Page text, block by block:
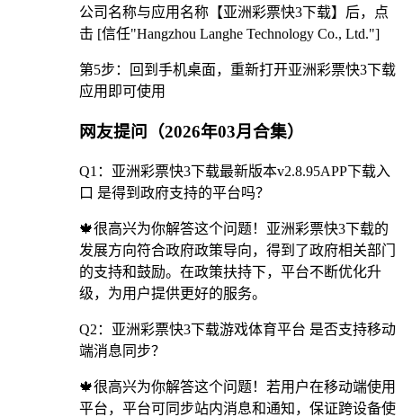
公司名称与应用名称【亚洲彩票快3下载】后，点
击 [信任"Hangzhou Langhe Technology Co., Ltd."]
第5步：回到手机桌面，重新打开亚洲彩票快3下载
应用即可使用
网友提问（2026年03月合集）
Q1：亚洲彩票快3下载最新版本v2.8.95APP下载入
口 是得到政府支持的平台吗？
🍁很高兴为你解答这个问题！亚洲彩票快3下载的
发展方向符合政府政策导向，得到了政府相关部门
的支持和鼓励。在政策扶持下，平台不断优化升
级，为用户提供更好的服务。
Q2：亚洲彩票快3下载游戏体育平台 是否支持移动
端消息同步？
🍁很高兴为你解答这个问题！若用户在移动端使用
平台，平台可同步站内消息和通知，保证跨设备使